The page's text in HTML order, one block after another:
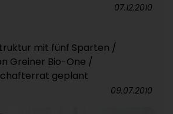
07.12.2010
mit fünf Sparten /
Greiner Bio-One /
geplant
09.07.2010